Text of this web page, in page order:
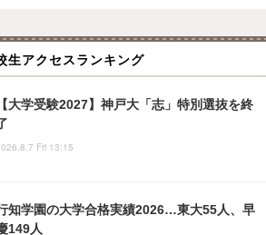
生アクセスランキング
【大学受験2027】神戸大「志」特別選抜を終
Fri 13:15
知学園の大学合格実績2026…東大55人、早
149人